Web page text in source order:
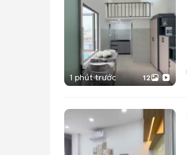
1 phút trước 12